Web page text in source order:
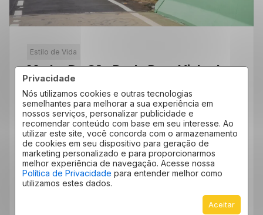
Privacidade
Nós utilizamos cookies e outras tecnologias
semelhantes para melhorar a sua experiência em
nossos serviços, personalizar publicidade e
recomendar conteúdo com base em seu interesse. Ao
utilizar este site, você concorda com o armazenamento
de cookies em seu dispositivo para geração de
marketing personalizado e para proporcionarmos
melhor experiência de navegação. Acesse nossa
Política de Privacidade para entender melhor como
utilizamos estes dados.
Aceitar
Estilo de Vida
Mudar De São Paulo Para Vinhedo:
Por Que Tanta Gente Está Fazendo
Essa Troca?
Toda semana, caminhões de mudança deixam
bairros como Morumbi, Pinheiros e Perdizes
em direção ao interior paulista. Mudar de São
[…]